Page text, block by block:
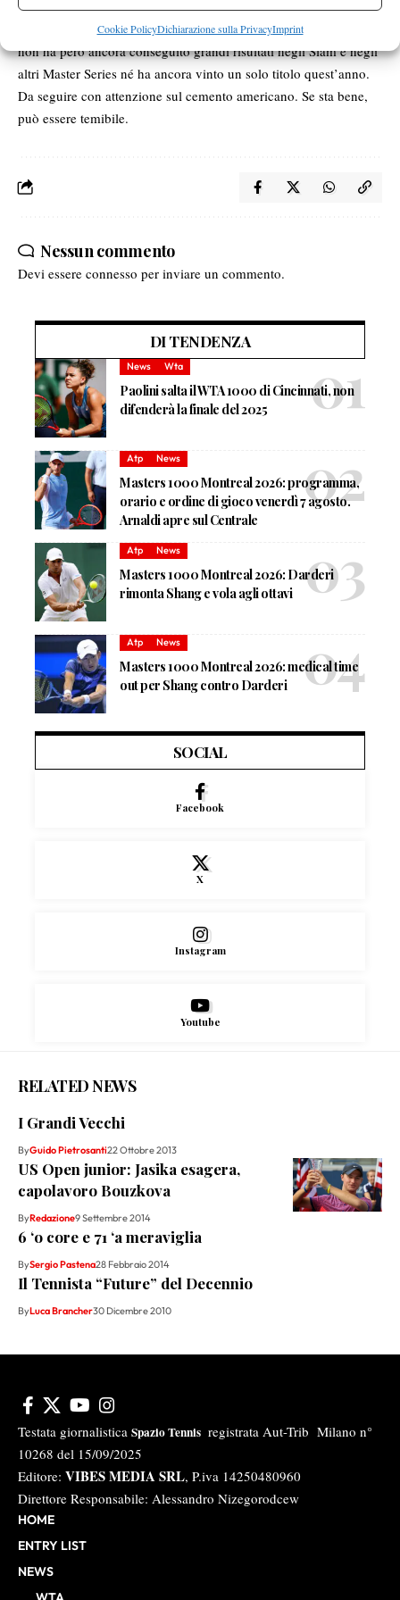
Cookie PolicyDichiarazione sulla PrivacyImprint
raggiunta a Roma a inizio maggio. Tennista dal rovescio
esemplare, splendido per velocità di esecuzione, stile ed efficacia,
non ha però ancora conseguito grandi risultati negli Slam e negli
altri Master Series né ha ancora vinto un solo titolo quest’anno.
Da seguire con attenzione sul cemento americano. Se sta bene,
può essere temibile.
Nessun commento
Devi essere connesso per inviare un commento.
DI TENDENZA
News Wta
Paolini salta il WTA 1000 di Cincinnati, non
difenderà la finale del 2025
Atp News
Masters 1000 Montreal 2026: programma,
orario e ordine di gioco venerdì 7 agosto.
Arnaldi apre sul Centrale
Atp News
Masters 1000 Montreal 2026: Darderi
rimonta Shang e vola agli ottavi
Atp News
Masters 1000 Montreal 2026: medical time
out per Shang contro Darderi
SOCIAL
Facebook
X
Instagram
Youtube
RELATED NEWS
I Grandi Vecchi
ByGuido Pietrosanti22 Ottobre 2013
US Open junior: Jasika esagera,
capolavoro Bouzkova
ByRedazione9 Settembre 2014
6 ‘o core e 71 ‘a meraviglia
BySergio Pastena28 Febbraio 2014
Il Tennista “Future” del Decennio
ByLuca Brancher30 Dicembre 2010
Testata giornalistica Spazio Tennis registrata Aut-Trib Milano n°
10268 del 15/09/2025
Editore: VIBES MEDIA SRL, P.iva 14250480960
Direttore Responsabile: Alessandro Nizegorodcew
HOME
ENTRY LIST
NEWS